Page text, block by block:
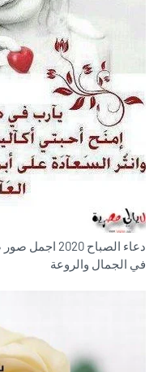
دعاء الصباح
في الجمال والروعة